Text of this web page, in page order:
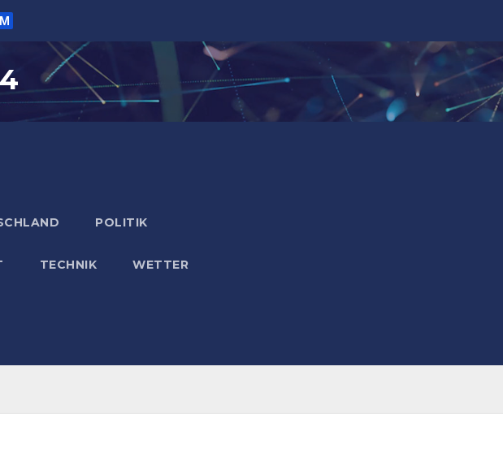
POLITIK
TECHNIK WETTER